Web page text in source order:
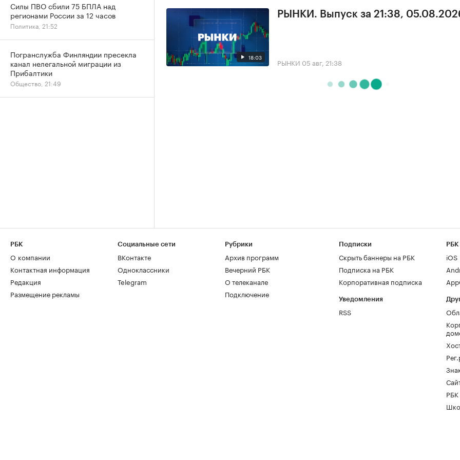
18:03
РЫНКИ. Выпуск за 21:38,
РЫНКИ 05 авг, 21:38
Силы ПВО сбили 75 БПЛА над
регионами России за 12 часов
Политика, 21:52
Погранслужба Финляндии пресекла
канал нелегальной миграции из
Прибалтики
Общество, 21:49
РБК
О компании
Контактная информация
Редакция
Размещение рекламы
Социальные сети
ВКонтакте
Одноклассники
Telegram
Рубрики
Архив программ
Вечерний РБК
О телеканале
Подключение
Подписки
Скрыть баннеры на РБК
Подписка на РБК
Корпоративная подписка
Уведомления
RSS
РБК
iOS